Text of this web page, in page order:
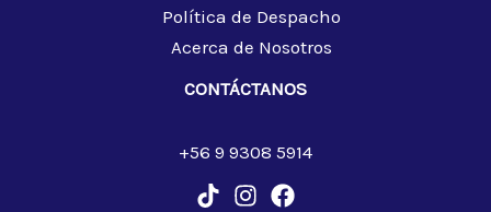
Política de Despacho
Acerca de Nosotros
CONTÁCTANOS
+56 9 9308 5914